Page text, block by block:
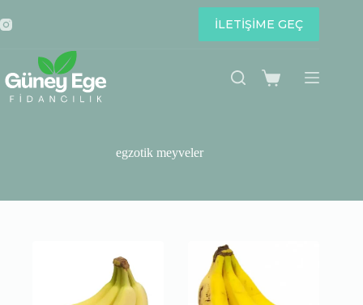
to
content
İLETİŞİME GEÇ
Shopping
egzotik meyveler